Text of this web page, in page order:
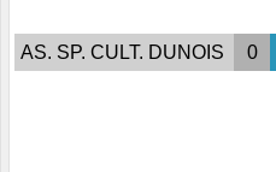
AS. SP. CULT. DUNOIS 0